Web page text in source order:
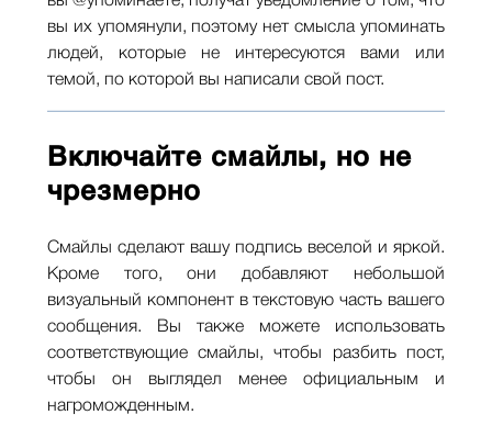
вы их упомянули, поэтому нет смысла упоминать
людей, которые не интересуются вами или
темой, по которой вы написали свой пост.
Включайте смайлы, но не
чрезмерно
Смайлы сделают вашу подпись веселой и яркой.
Кроме того, они добавляют небольшой
визуальный компонент в текстовую часть вашего
сообщения. Вы также можете использовать
соответствующие смайлы, чтобы разбить пост,
чтобы он выглядел менее официальным и
нагроможденным.